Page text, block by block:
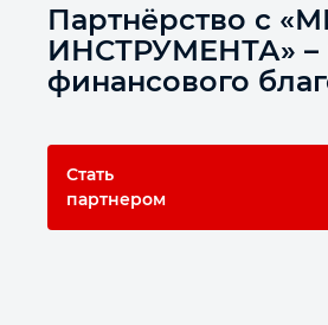
Партнёрство с
ИНСТРУМЕНТА» –
финансового
Стать
партнером